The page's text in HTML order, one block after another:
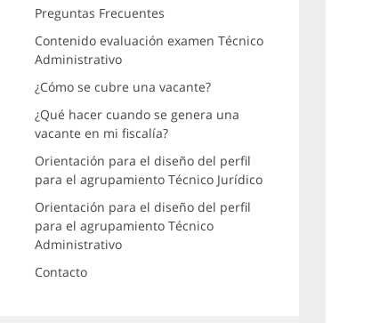
Preguntas Frecuentes
Contenido evaluación examen Técnico
Administrativo
¿Cómo se cubre una vacante?
¿Qué hacer cuando se genera una
vacante en mi fiscalía?
Orientación para el diseño del perfil
para el agrupamiento Técnico Jurídico
Orientación para el diseño del perfil
para el agrupamiento Técnico
Administrativo
Contacto